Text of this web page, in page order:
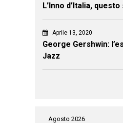
L’Inno d’Italia,
Aprile 13, 2020
George Gershwin:
Jazz
Agosto 2026